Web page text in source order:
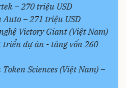
– 270 triệu USD
Auto – 271 triệu USD
Victory Giant (Việt Nam)
triển dự án - tăng vốn 260
Sciences (Việt Nam) –